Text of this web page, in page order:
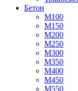
Бетон
М100
М150
М200
М250
М300
М350
М400
М450
М550